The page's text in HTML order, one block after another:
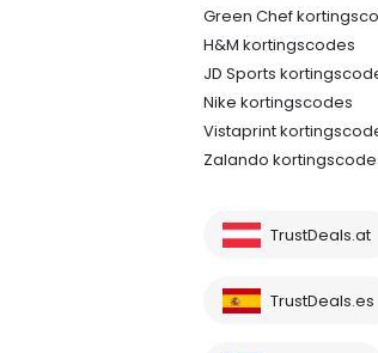
Green Chef
H&M kortingscodes
JD Sports
Nike kortingscodes
Vistaprint
Zalando
TrustDeals.at
TrustDeals.es